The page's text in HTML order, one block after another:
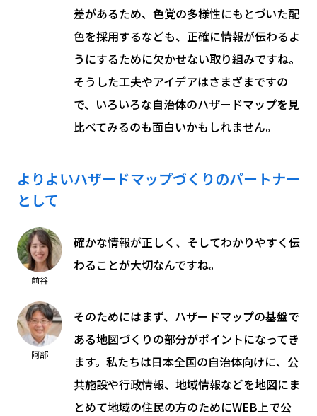
差があるため、色覚の多様性にもとづいた配
色を採用するなども、正確に情報が伝わるよ
うにするために欠かせない取り組みですね。
そうした工夫やアイデアはさまざまですの
で、いろいろな自治体のハザードマップを見
比べてみるのも面白いかもしれません。
よりよいハザードマップづくりのパートナー
として
前谷
確かな情報が正しく、そしてわかりやすく伝
わることが大切なんですね。
阿部
そのためにはまず、ハザードマップの基盤で
ある地図づくりの部分がポイントになってき
ます。私たちは日本全国の自治体向けに、公
共施設や行政情報、地域情報などを地図にま
とめて地域の住民の方のためにWEB上で公